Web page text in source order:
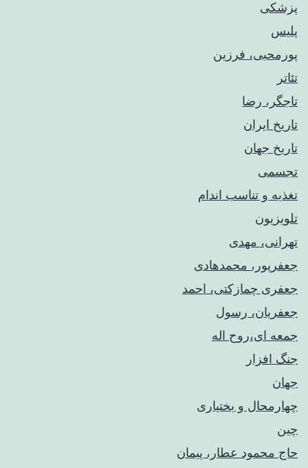
پزشکی
پلیس
پورمحبی، فرزین
تئاتر
تاجگر، رضا
تاریخ ایران
تاریخ جهان
تجسمی
تغذیه و تناسب اندام
تلویزیون
تهرانی، مهدی
جعفرپور، محمدهادی
جعفری چمازکتی، احمد
جعفریان، رسول
جمعه ای،روح اله
جنگ افزار
جهان
چهارمحال و بختیاری
چین
حاج محمود عطار، پیمان